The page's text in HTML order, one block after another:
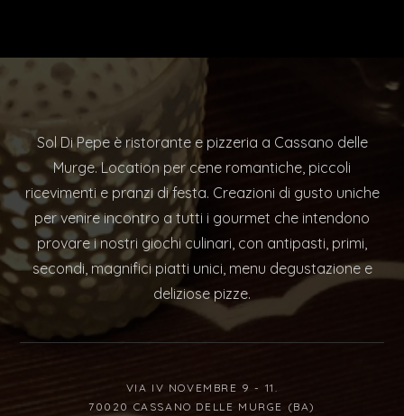
Sol Di Pepe è ristorante e pizzeria a Cassano delle
Murge. Location per cene romantiche, piccoli
ricevimenti e pranzi di festa. Creazioni di gusto uniche
per venire incontro a tutti i gourmet che intendono
provare i nostri giochi culinari, con antipasti, primi,
secondi, magnifici piatti unici, menu degustazione e
deliziose pizze.
VIA IV NOVEMBRE 9 - 11.
70020 CASSANO DELLE MURGE (BA)